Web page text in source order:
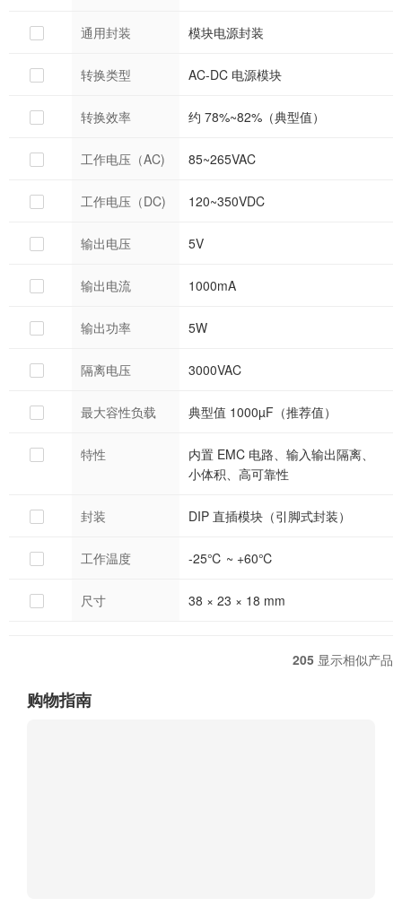
通用封装 模块电源封装
转换类型 AC-DC 电源模块
转换效率 约 78%~82%（典型值）
工作电压（AC) 85~265VAC
工作电压（DC) 120~350VDC
输出电压 5V
输出电流 1000mA
输出功率 5W
隔离电压 3000VAC
最大容性负载 典型值 1000µF（推荐值）
特性
内置 EMC 电路、输入输出隔离、
小体积、高可靠性
封装 DIP 直插模块（引脚式封装）
工作温度 -25℃ ~ +60℃
尺寸 38 × 23 × 18 mm
205 显示相似产品
购物指南